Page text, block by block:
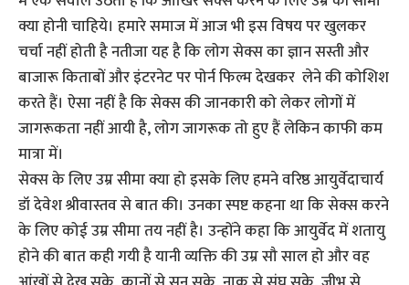
क्या होनी चाहिये। हमारे समाज में आज भी इस विषय पर खुलकर
चर्चा नहीं होती है नतीजा यह है कि लोग सेक्स का ज्ञान सस्ती और
बाजारू किताबों और इंटरनेट पर पोर्न फिल्म देखकर लेने की कोशिश
करते हैं। ऐसा नहीं है कि सेक्स की जानकारी को लेकर लोगों में
जागरूकता नहीं आयी है, लोग जागरूक तो हुए हैं लेकिन काफी कम
मात्रा में।
सेक्स के लिए उम्र सीमा क्या हो इसके लिए हमने वरिष्ठ आयुर्वेदाचार्य
डॉ देवेश श्रीवास्तव से बात की। उनका स्पष्ट कहना था कि सेक्स करने
के लिए कोई उम्र सीमा तय नहीं है। उन्होंने कहा कि आयुर्वेद में शतायु
होने की बात कही गयी है यानी व्यक्ति की उम्र सौ साल हो और वह